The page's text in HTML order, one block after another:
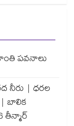
పవనాలు
నీరు | ధరల
| బాలిక
తీన్మార్